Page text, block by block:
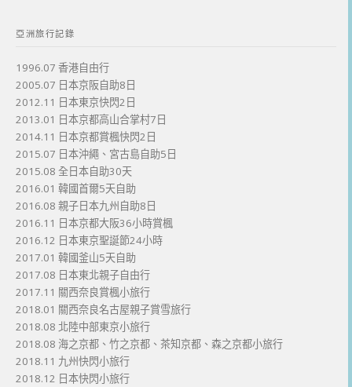
亞洲旅行記錄
1996.07 香港自由行
2005.07 日本京阪自助8日
2012.11 日本東京快閃2日
2013.01 日本京都高山合掌村7日
2014.11 日本京都賞楓快閃2日
2015.07 日本沖繩、宮古島自助5日
2015.08 全日本自助30天
2016.01 韓國首爾5天自助
2016.08 親子日本九州自助8日
2016.11 日本京都大阪36小時賞楓
2016.12 日本東京聖誕節24小時
2017.01 韓國釜山5天自助
2017.08 日本東北親子自由行
2017.11 關西奈良賞楓小旅行
2018.01 關西奈良名古屋親子賞雪旅行
2018.08 北陸中部東京小旅行
2018.08 海之京都、竹之京都、茶知京都、森之京都小旅行
2018.11 九州快閃小旅行
2018.12 日本快閃小旅行